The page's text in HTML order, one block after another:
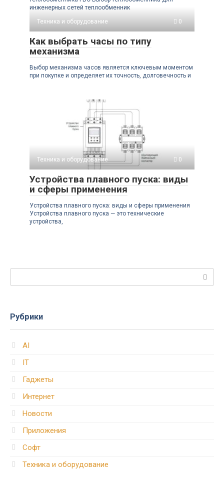
инженерных сетей теплообменник
Техника и оборудование
0
Как выбрать часы по типу
механизма
Выбор механизма часов является ключевым моментом
при покупке и определяет их точность, долговечность и
Техника и оборудование 0
Устройства плавного пуска: виды
и сферы применения
Устройства плавного пуска: виды и сферы применения
Устройства плавного пуска — это технические
устройства,
Рубрики
AI
IT
Гаджеты
Интернет
Новости
Приложения
Софт
Техника и оборудование